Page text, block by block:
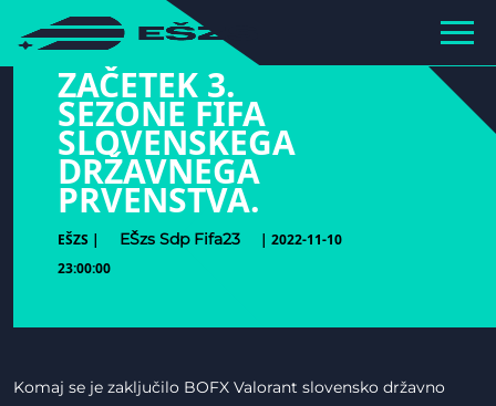
hihiiiiiiiiiii
ZAČETEK 3.
SEZONE FIFA
SLOVENSKEGA
DRŽAVNEGA
PRVENSTVA.
EŠZS | EŠzs Sdp Fifa23
| 2022-11-10
23:00:00
Komaj se je zaključilo BOFX Valorant slovensko državno